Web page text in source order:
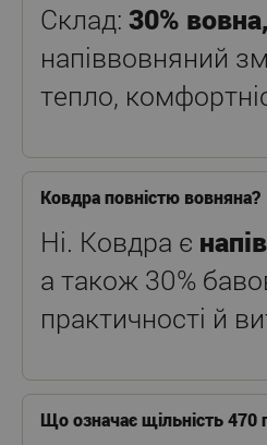
Склад: 30%
напіввовняний
тепло,
Ковдра повністю вовняна?
Ні. Ковдра є
а також 30%
практичності й
Що означає щільність 470